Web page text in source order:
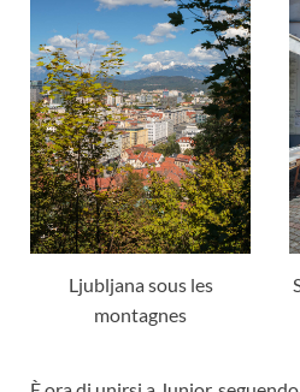
Ljubljana sous les
montagnes